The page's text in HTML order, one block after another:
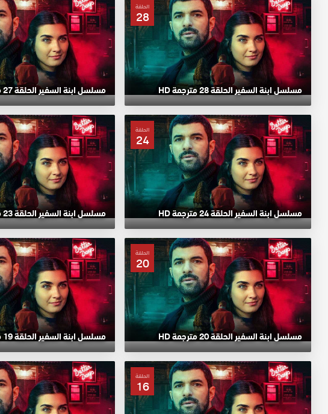
الحلقة
28
مسلسل ابنة السفير الحلقة 28 مترجمة HD مسلسل ابنة السفير الحلقة 27 مترجمة HD
الحلقة
24
مسلسل ابنة السفير الحلقة 24 مترجمة HD مسلسل ابنة السفير الحلقة 23 مترجمة HD
الحلقة
20
مسلسل ابنة السفير الحلقة 20 مترجمة HD مسلسل ابنة السفير الحلقة 19 مترجمة HD
الحلقة
16